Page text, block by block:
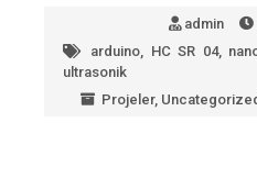
admin
arduino, HC SR 04,
ultrasonik
Projeler,